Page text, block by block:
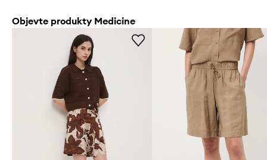
Objevte produkty Medicine